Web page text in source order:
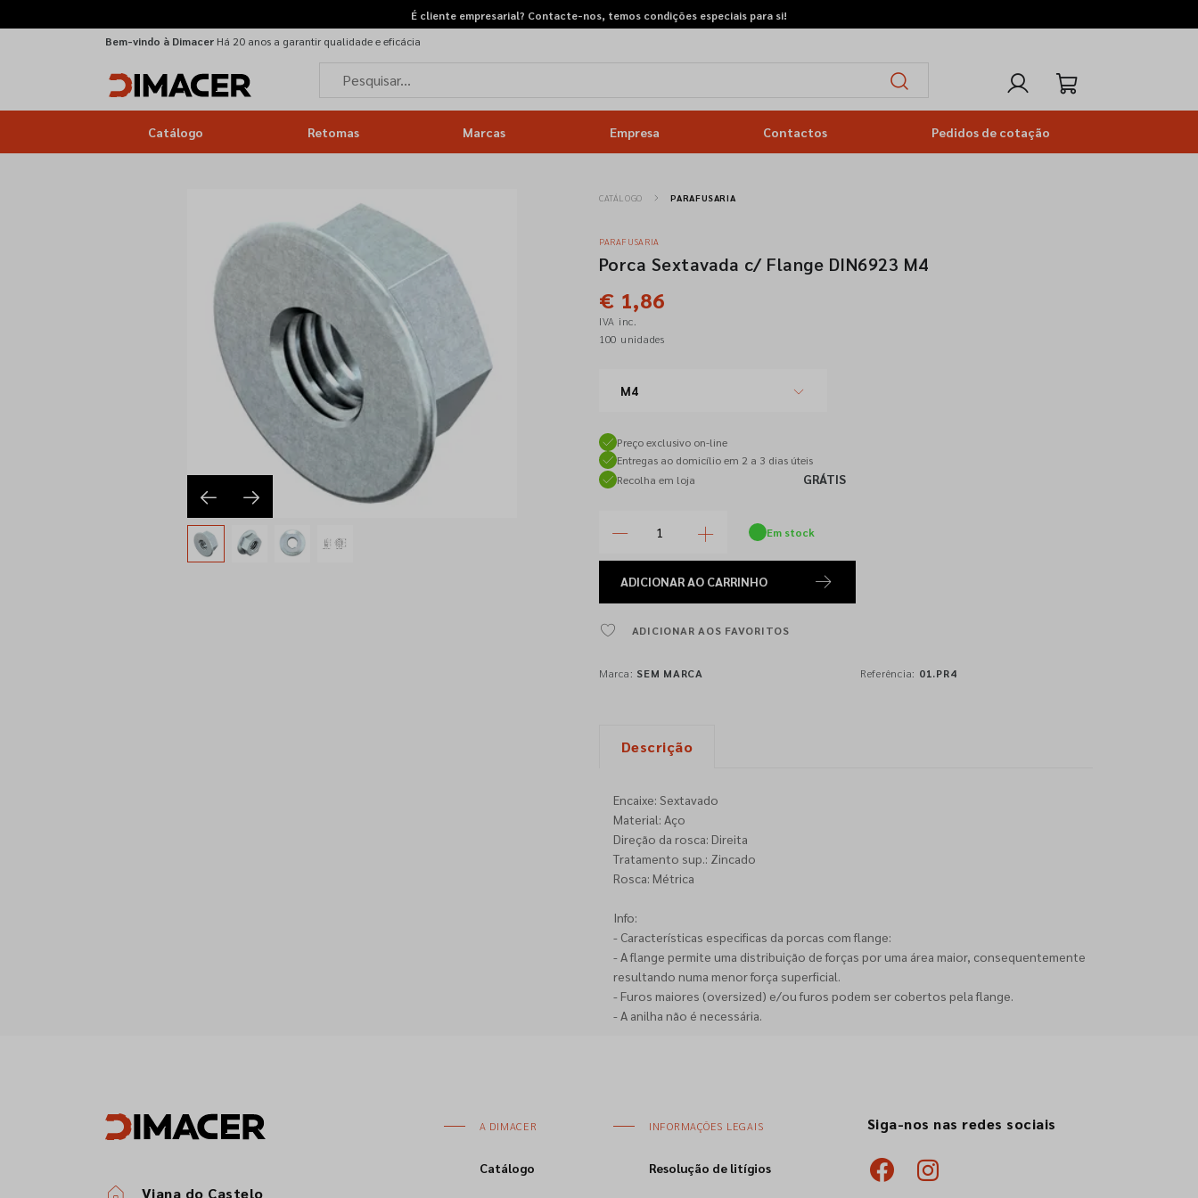
É cliente empresarial? Contacte-nos, temos condições especiais para si!
Bem-vindo à Dimacer Há 20 anos a garantir qualidade e eficácia
Catálogo Retomas Marcas Empresa Contactos Pedidos de cotação
CATÁLOGO PARAFUSARIA
PARAFUSARIA
Porca Sextavada c/ Flange DIN6923 M4
€ 1,86
IVA inc.
100 unidades
M4
Preço exclusivo on-line
Entregas ao domicílio em 2 a 3 dias úteis
Recolha em loja
GRÁTIS
Em stock
ADICIONARAO CARRINHO
ADICIONAR AOS FAVORITOS
Marca: SEM MARCA Referência: 01.PR4
Descrição
Encaixe: Sextavado
Material: Aço
Direção da rosca: Direita
Tratamento sup.: Zincado
Rosca: Métrica
Info:
- Características especificas da porcas com flange:
- A flange permite uma distribuição de forças por uma área maior, consequentemente
resultando numa menor força superficial.
- Furos maiores (oversized) e/ou furos podem ser cobertos pela flange.
- A anilha não é necessária.
Viana do Castelo
A DIMACER
Catálogo
INFORMAÇÕES LEGAIS
Resolução de litígios
Siga-nos nas redes sociais